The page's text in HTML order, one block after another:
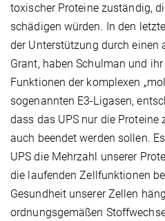
toxischer Proteine zuständig,
schädigen würden. In den
der Unterstützung durch einen
Grant, haben Schulman und
Funktionen der komplexen
sogenannten E3-Ligasen,
dass das UPS nur die Proteine
auch beendet werden sollen.
UPS die Mehrzahl unserer
die laufenden Zellfunktionen
Gesundheit unserer Zellen
ordnungsgemäßen